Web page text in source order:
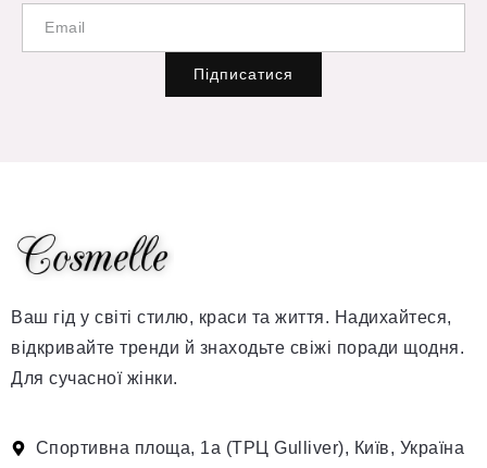
Підписатися
Ваш гід у світі стилю, краси та життя. Надихайтеся,
відкривайте тренди й знаходьте свіжі поради щодня.
Для сучасної жінки.
Спортивна площа, 1а (ТРЦ Gulliver), Київ, Україна